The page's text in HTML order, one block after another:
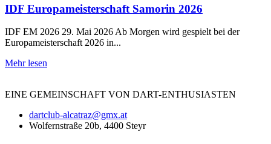
IDF Europameisterschaft Samorin 2026
IDF EM 2026 29. Mai 2026 Ab Morgen wird gespielt bei der
Europameisterschaft 2026 in...
Mehr lesen
EINE GEMEINSCHAFT VON DART-ENTHUSIASTEN
dartclub-alcatraz@gmx.at
Wolfernstraße 20b, 4400 Steyr